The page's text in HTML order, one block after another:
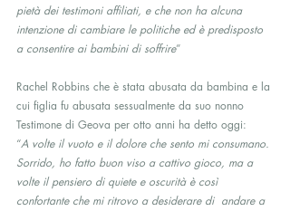
pietà dei testimoni affiliati, e che non ha alcuna
intenzione di cambiare le politiche ed è predisposto
a consentire ai bambini di soffrire”
Rachel Robbins che è stata abusata da bambina e la
cui figlia fu abusata sessualmente da suo nonno
Testimone di Geova per otto anni ha detto oggi:
“A volte il vuoto e il dolore che sento mi consumano.
Sorrido, ho fatto buon viso a cattivo gioco, ma a
volte il pensiero di quiete e oscurità è così
confortante che mi ritrovo a desiderare di  andare a